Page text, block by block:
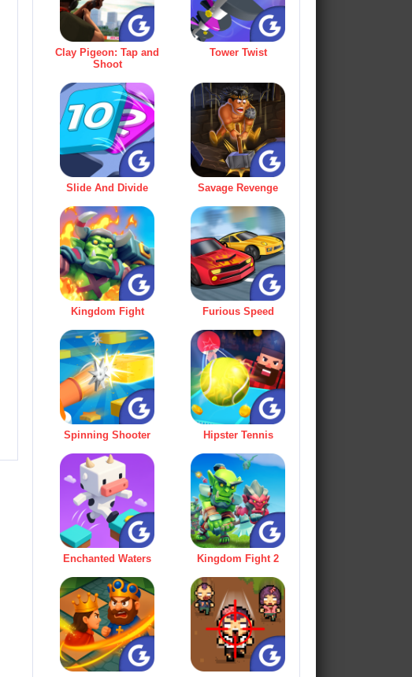
Clay Pigeon: Tap and
Shoot
Tower Twist
Slide And Divide Savage Revenge
Kingdom Fight Furious Speed
Spinning Shooter Hipster Tennis
Enchanted Waters Kingdom Fight 2